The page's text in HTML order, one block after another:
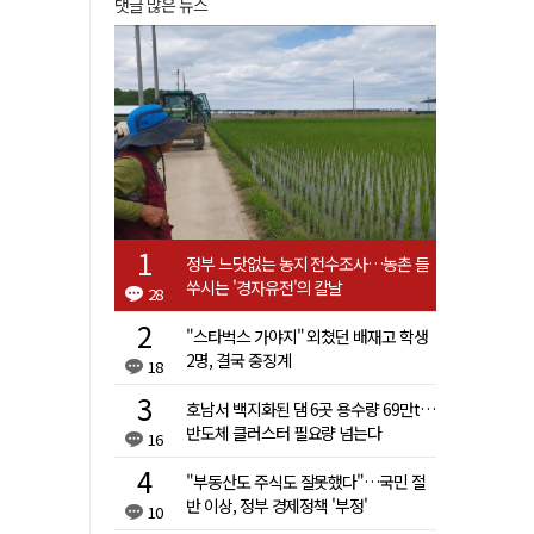
댓글 많은 뉴스
28
정부 느닷없는 농지 전수조사…농촌 들
쑤시는 '경자유전'의 칼날
18
"스타벅스 가야지" 외쳤던 배재고 학생
2명, 결국 중징계
16
호남서 백지화된 댐 6곳 용수량 69만t…
반도체 클러스터 필요량 넘는다
10
"부동산도 주식도 잘못했다"…국민 절
반 이상, 정부 경제정책 '부정'